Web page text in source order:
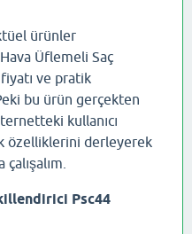
ürünler
Üflemeli Saç
ve pratik
bu ürün gerçekten
kullanıcı
özelliklerini derleyerek
Psc44